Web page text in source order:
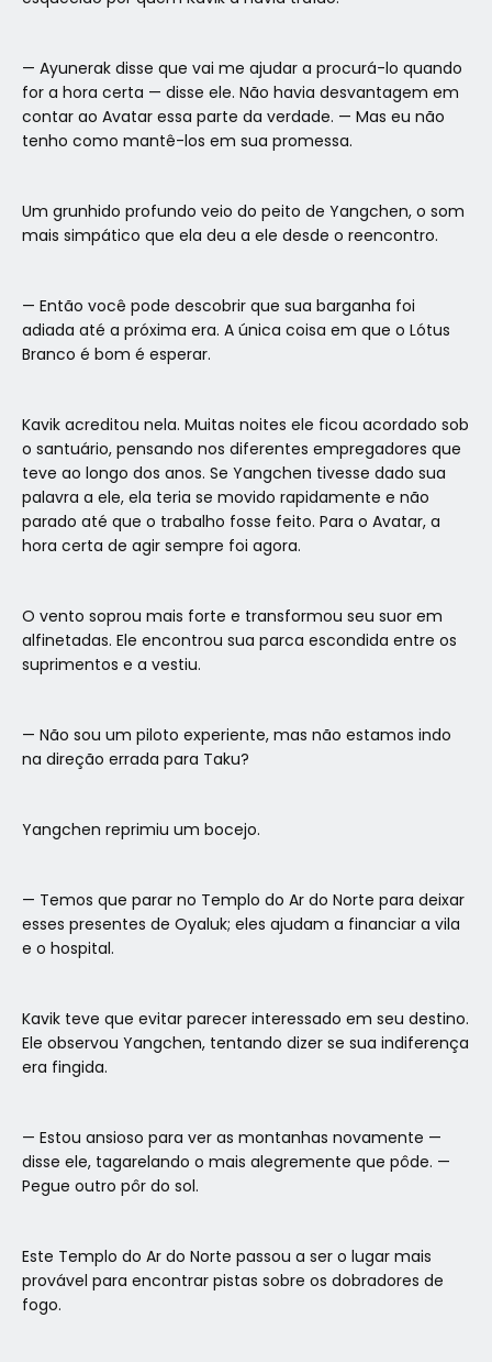
— Ayunerak disse que vai me ajudar a procurá-lo quando
for a hora certa — disse ele. Não havia desvantagem em
contar ao Avatar essa parte da verdade. — Mas eu não
tenho como mantê-los em sua promessa.
Um grunhido profundo veio do peito de Yangchen, o som
mais simpático que ela deu a ele desde o reencontro.
— Então você pode descobrir que sua barganha foi
adiada até a próxima era. A única coisa em que o Lótus
Branco é bom é esperar.
Kavik acreditou nela. Muitas noites ele ficou acordado sob
o santuário, pensando nos diferentes empregadores que
teve ao longo dos anos. Se Yangchen tivesse dado sua
palavra a ele, ela teria se movido rapidamente e não
parado até que o trabalho fosse feito. Para o Avatar, a
hora certa de agir sempre foi agora.
O vento soprou mais forte e transformou seu suor em
alfinetadas. Ele encontrou sua parca escondida entre os
suprimentos e a vestiu.
— Não sou um piloto experiente, mas não estamos indo
na direção errada para Taku?
Yangchen reprimiu um bocejo.
— Temos que parar no Templo do Ar do Norte para deixar
esses presentes de Oyaluk; eles ajudam a financiar a vila
e o hospital.
Kavik teve que evitar parecer interessado em seu destino.
Ele observou Yangchen, tentando dizer se sua indiferença
era fingida.
— Estou ansioso para ver as montanhas novamente —
disse ele, tagarelando o mais alegremente que pôde. —
Pegue outro pôr do sol.
Este Templo do Ar do Norte passou a ser o lugar mais
provável para encontrar pistas sobre os dobradores de
fogo.